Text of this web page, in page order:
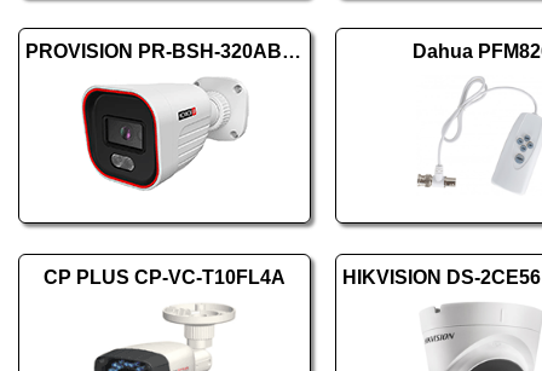
PROVISION PR-BSH-320AB-28 Dahua
CP PLUS CP-VC-T10FL4A